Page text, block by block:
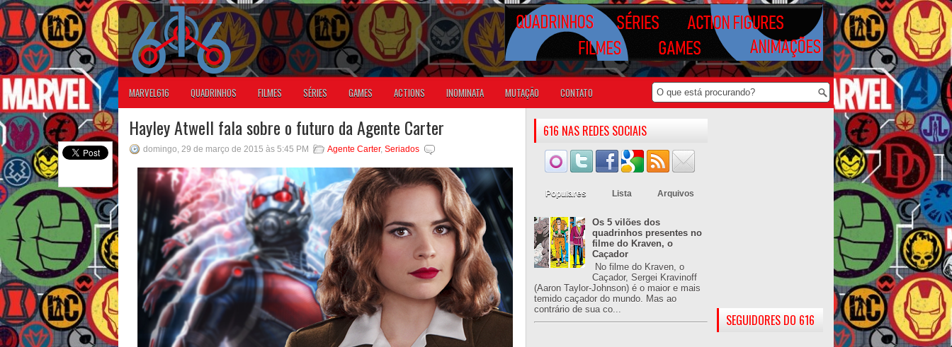
MARVEL616 QUADRINHOS FILMES SÉRIES GAMES ACTIONS INOMINATA MUTAÇÃO CONTATO
Hayley Atwell fala sobre o futuro da Agente Carter
domingo, 29 de março de 2015 às 5:45 PM Agente Carter, Seriados
616 NAS REDES SOCIAIS
Populares Lista Arquivos
Os 5 vilões dos
quadrinhos presentes no
filme do Kraven, o
Caçador
No filme do Kraven, o
Caçador, Sergei Kravinoff
(Aaron Taylor-Johnson) é o maior e mais
temido caçador do mundo. Mas ao
contrário de sua co...
SEGUIDORES DO 616